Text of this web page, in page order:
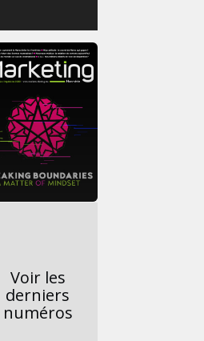
Voir les
derniers
numéros